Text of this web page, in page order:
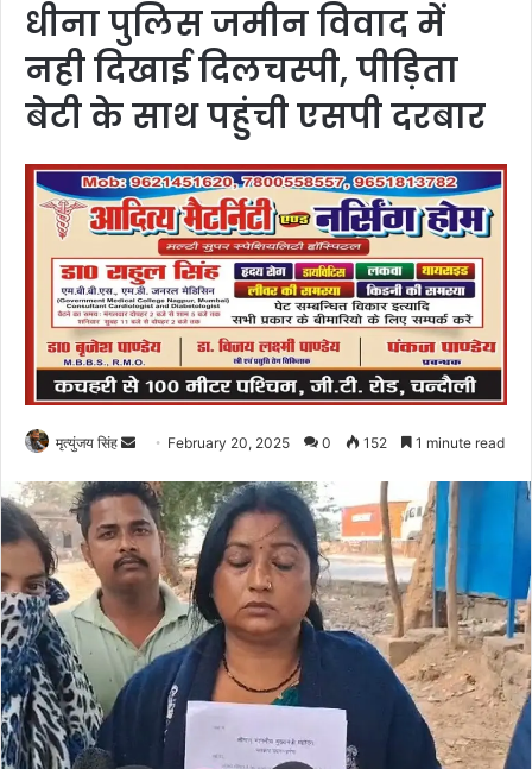
धीना पुलिस जमीन विवाद में
नही दिखाई दिलचस्पी, पीड़िता
बेटी के साथ पहुंची एसपी दरबार
मृत्युंजय सिंह
Send
email
February 20, 2025 0 152 1 minute read